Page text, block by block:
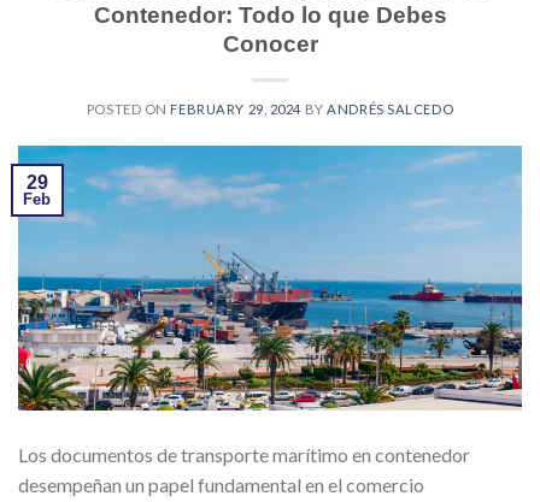
Contenedor: Todo lo que Debes
Conocer
POSTED ON FEBRUARY 29, 2024 BYANDRÉS SALCEDO
29
Feb
Los documentos de transporte marítimo en contenedor
desempeñan un papel fundamental en el comercio